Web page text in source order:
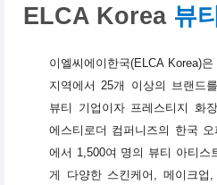
ELCA Korea 뷰
이엘씨에이한국(ELCA Korea)
지역에서 25개 이상의 브랜드
뷰티 기업이자 프레스티지 화
에스티로더 컴퍼니즈의 한국
에서 1,500여 명의 뷰티 아티스
게 다양한 스킨케어, 메이크업